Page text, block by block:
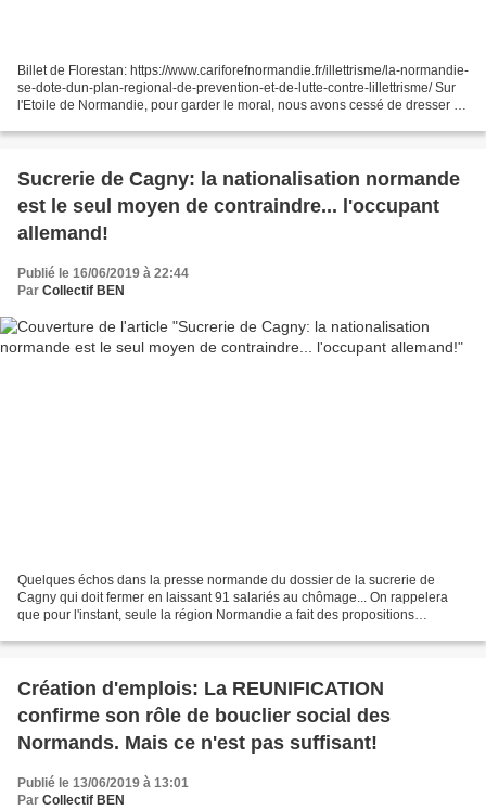
Billet de Florestan: https://www.cariforefnormandie.fr/illettrisme/la-normandie-
se-dote-dun-plan-regional-de-prevention-et-de-lutte-contre-lillettrisme/ Sur
l'Etoile de Normandie, pour garder le moral, nous avons cessé de dresser la
Sucrerie de Cagny: la nationalisation normande
est le seul moyen de contraindre... l'occupant
allemand!
Publié le 16/06/2019 à 22:44
Par Collectif BEN
Quelques échos dans la presse normande du dossier de la sucrerie de
Cagny qui doit fermer en laissant 91 salariés au chômage... On rappelera
que pour l'instant, seule la région Normandie a fait des propositions
Création d'emplois: La REUNIFICATION
confirme son rôle de bouclier social des
Normands. Mais ce n'est pas suffisant!
Publié le 13/06/2019 à 13:01
Par Collectif BEN